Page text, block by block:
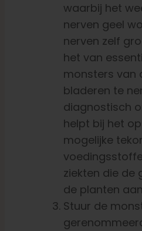
waarbij het
nerven geel
nerven zelf
het van
monsters van
bladeren te
diagnostisch
helpt bij het
mogelijke
ziekten die de
de planten
Stuur de